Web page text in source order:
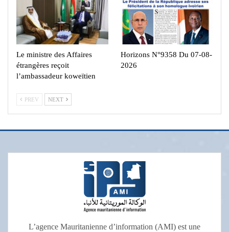
Le ministre des Affaires
étrangères reçoit
l’ambassadeur koweïtien
Horizons N°9358 Du 07-08-
2026
PREV NEXT
L’agence Mauritanienne d’information (AMI) est une